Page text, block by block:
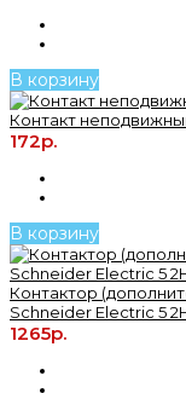
В корзину
Контакт
172р.
В корзину
Контактор
Schneider Electric 5
1265р.